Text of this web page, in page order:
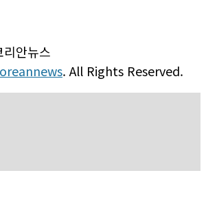
안뉴스
. All Rights Reserved.